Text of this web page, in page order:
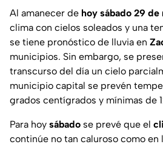
Al amanecer de hoy sábado 29 de
clima con cielos soleados y una
se tiene pronóstico de lluvia en
municipios. Sin embargo, se
transcurso del día un cielo
municipio capital se prevén
grados centígrados y mínimas de
Para hoy sábado se prevé que el
continúe no tan caluroso como en